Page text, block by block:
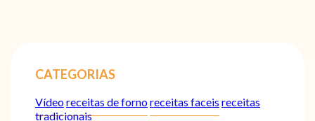
CATEGORIAS
Vídeoreceitas de fornoreceitas faceis receitas
tradicionais